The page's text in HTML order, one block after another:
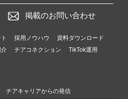
掲載のお問い合わせ
採用ノウハウ
資料ダウンロード
介 チアコネクション
TikTok運用
チアキャリアからの発信